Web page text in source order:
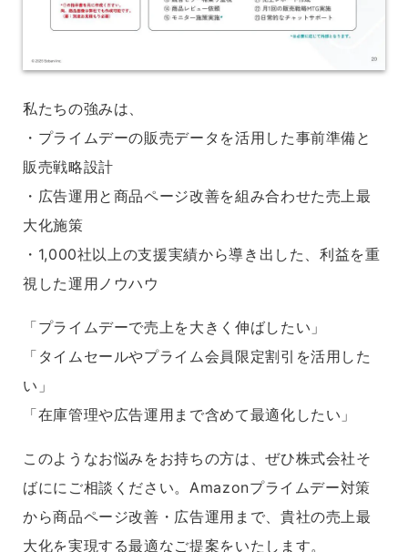
私たちの強みは、
・プライムデーの販売データを活用した事前準備と
販売戦略設計
・広告運用と商品ページ改善を組み合わせた売上最
大化施策
・1,000社以上の支援実績から導き出した、利益を重
視した運用ノウハウ
「プライムデーで売上を大きく伸ばしたい」
「タイムセールやプライム会員限定割引を活用した
い」
「在庫管理や広告運用まで含めて最適化したい」
このようなお悩みをお持ちの方は、ぜひ株式会社そ
ばににご相談ください。Amazonプライムデー対策
から商品ページ改善・広告運用まで、貴社の売上最
大化を実現する最適なご提案をいたします。